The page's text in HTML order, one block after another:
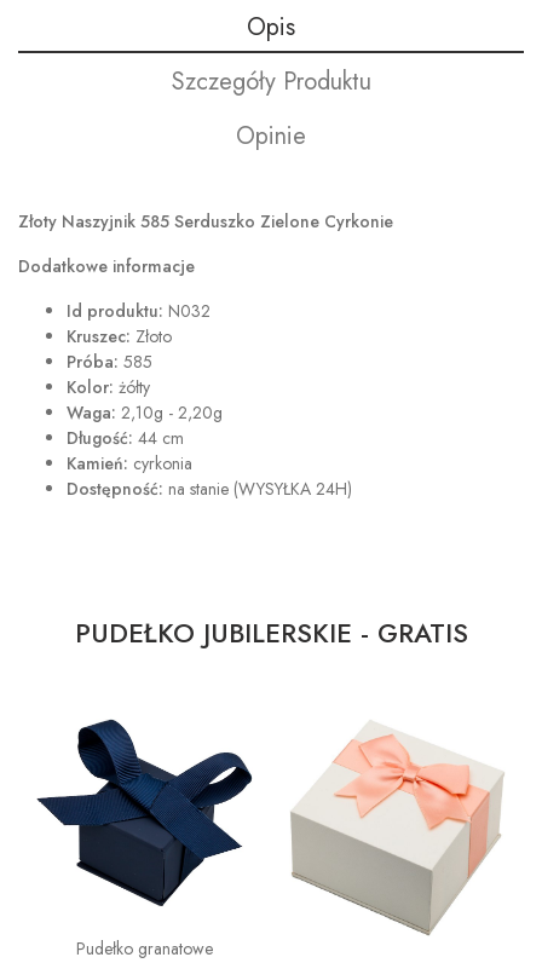
Opis
Szczegóły Produktu
Opinie
Złoty Naszyjnik 585 Serduszko Zielone Cyrkonie
Dodatkowe informacje
Id produktu: N032
Kruszec: Złoto
Próba: 585
Kolor: żółty
Waga: 2,10g - 2,20g
Długość: 44 cm
Kamień: cyrkonia
Dostępność: na stanie (WYSYŁKA 24H)
PUDEŁKO JUBILERSKIE - GRATIS
Pudełko granatowe